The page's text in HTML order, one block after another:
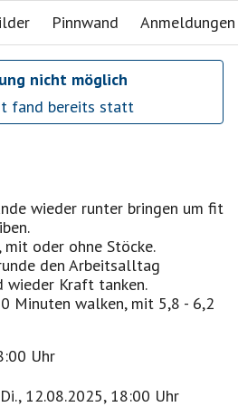
Pinnwand Anmeldungen
nicht möglich
fand bereits statt
wieder runter bringen um fit
mit oder ohne Stöcke.
den Arbeitsalltag
wieder Kraft tanken.
Minuten walken, mit 5,8 - 6,2
Uhr
Di., 12.08.2025, 18:00 Uhr